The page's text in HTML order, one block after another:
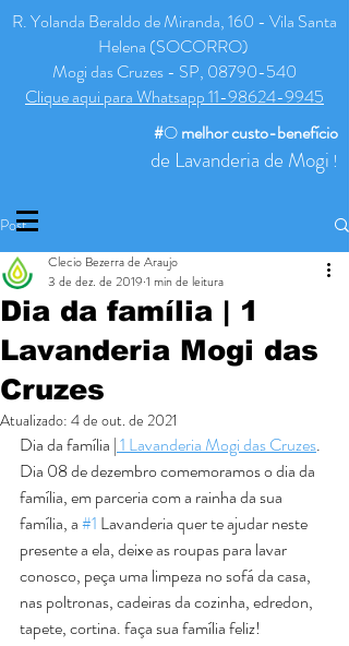
R. Yolanda Beraldo de Miranda, 160 - Vila Santa
Helena (SOCORRO)
Mogi das Cruzes - SP, 08790-540
Clique aqui para Whatsapp 11-98624-9945
#Omelhorcusto-benefício
de Lavanderia de Mogi !
Post
Dia da família | 1
Lavanderia Mogi das
Cruzes
Clecio Bezerra de Araujo
3 de dez. de 2019 1 min de leitura
Atualizado: 4 de out. de 2021
Dia da família | 1 Lavanderia Mogi das Cruzes.
Dia 08 de dezembro comemoramos o dia da
família, em parceria com a rainha da sua
família, a #1 Lavanderia quer te ajudar neste
presente a ela, deixe as roupas para lavar
conosco, peça uma limpeza no sofá da casa,
nas poltronas, cadeiras da cozinha, edredon,
tapete, cortina. faça sua família feliz!